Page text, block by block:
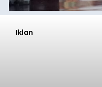
Iklan